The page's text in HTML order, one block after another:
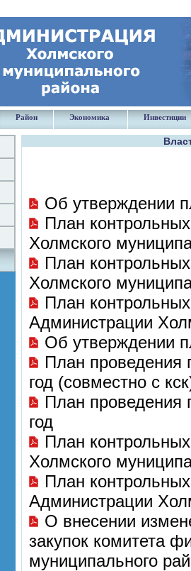
Район Экономика Инвестиции
Об утверждении
План
Холмского
План
Холмского
План
Администрации
Об утверждении
План проведения
год (совместно с
План проведения
год
План
Холмского
План
Администрации
О внесении
закупок комитета
муниципального